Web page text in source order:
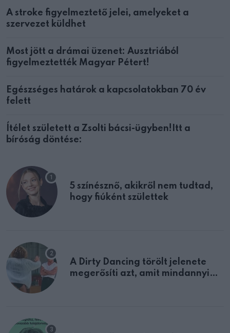
A stroke figyelmeztető jelei, amelyeket a
szervezet küldhet
Most jött a drámai üzenet: Ausztriából
figyelmeztették Magyar Pétert!
Egészséges határok a kapcsolatokban 70 év
felett
Ítélet született a Zsolti bácsi-ügyben!Itt a
bíróság döntése:
5 színésznő, akikről nem tudtad,
hogy fiúként születtek
A Dirty Dancing törölt jelenete
megerősíti azt, amit mindannyian